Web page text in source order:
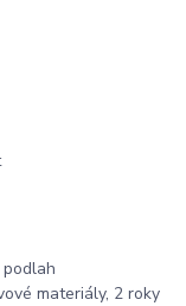
materiály, 2 roky